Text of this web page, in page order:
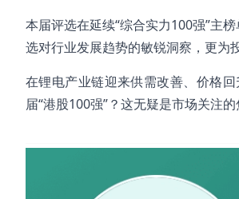
本届评选在延续“综合实力100强”主
选对行业发展趋势的敏锐洞察，更为
在锂电产业链迎来供需改善、价格
届“港股100强”？这无疑是市场关注
#新能源